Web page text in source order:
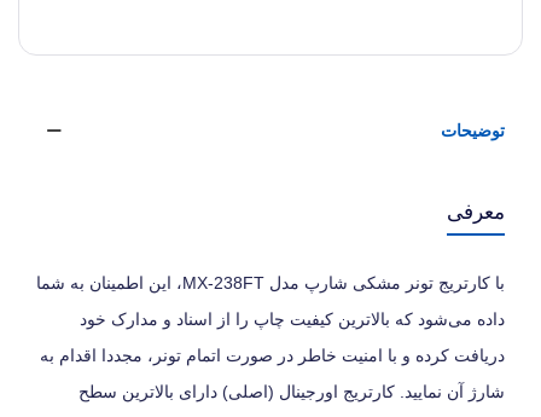
توضیحات
معرفی
با کارتریج تونر مشکی شارپ مدل MX-238FT، این اطمینان به شما
داده می‌شود که بالاترین کیفیت چاپ را از اسناد و مدارک خود
دریافت کرده و با امنیت خاطر در صورت اتمام تونر، مجددا اقدام به
شارژ آن نمایید. کارتریج اورجینال (اصلی) دارای بالاترین سطح